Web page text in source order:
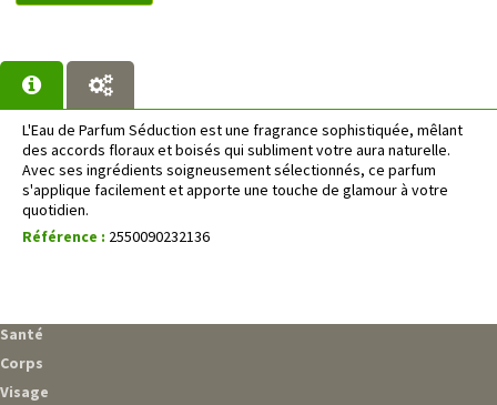
L'Eau de Parfum Séduction est une fragrance sophistiquée, mêlant
des accords floraux et boisés qui subliment votre aura naturelle.
Avec ses ingrédients soigneusement sélectionnés, ce parfum
s'applique facilement et apporte une touche de glamour à votre
quotidien.
Référence : 2550090232136
Santé
Corps
Visage